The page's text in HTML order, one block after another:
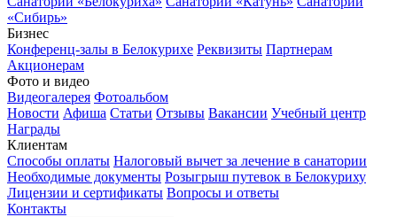
«Сибирь»
Бизнес
Конференц-залы в Белокурихе Реквизиты Партнерам
Акционерам
Фото и видео
Видеогалерея Фотоальбом
Новости Афиша Статьи Отзывы Вакансии Учебный центр
Награды
Клиентам
Способы оплаты Налоговый вычет за лечение в санатории
Необходимые документы Розыгрыш путевок в Белокуриху
Лицензии и сертификаты Вопросы и ответы
Контакты